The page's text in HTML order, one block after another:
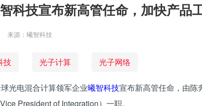
科技宣布新高管任命，加快产品
来源：曦智科技
技 光子计算 光子网络
光电混合计算领军企业曦智科技宣布新高管任命，由陈
President of Integration）一职。